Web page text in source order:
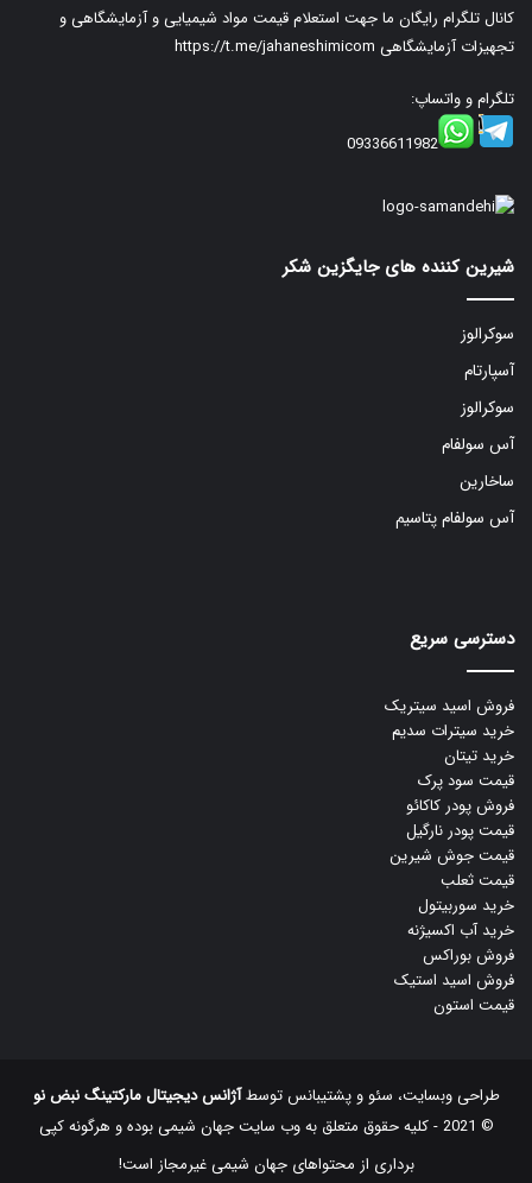
کانال تلگرام رایگان ما جهت استعلام قیمت مواد شیمیایی و آزمایشگاهی و
تجهیزات آزمایشگاهی https://t.me/jahaneshimicom
تلگرام و واتساپ:
09336611982
شیرین کننده های جایگزین شکر
سوکرالوز
آسپارتام
سوکرالوز
آس سولفام
ساخارین
آس سولفام پتاسیم
دسترسی سریع
فروش اسید سیتریک
خرید سیترات سدیم
خرید تیتان
قیمت سود پرک
فروش پودر کاکائو
قیمت پودر نارگیل
قیمت جوش شیرین
قیمت ثعلب
خرید سوربیتول
خرید آب اکسیژنه
فروش بوراکس
فروش اسید استیک
قیمت استون
طراحی وبسایت، سئو و پشتیبانس توسطآژانس دیجیتال مارکتینگ نبض نو
© 2021 - کلیه حقوق متعلق به وب سایت جهان شیمی بوده و هرگونه کپی
‌برداری از محتواهای جهان شیمی غیرمجاز است!